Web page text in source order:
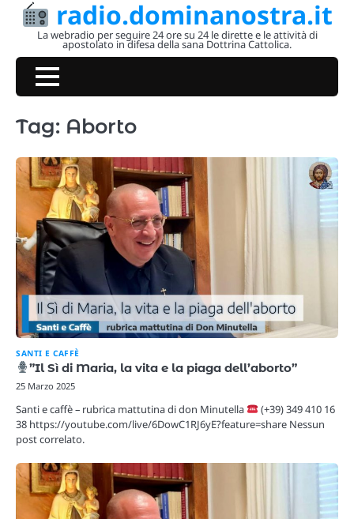
Skip
radio.dominanostra.it
La webradio per seguire 24 ore su 24 le dirette e le attività di
apostolato in difesa della sana Dottrina Cattolica.
Tag: Aborto
SANTI E CAFFÈ
”Il Sì di Maria, la vita e la piaga dell’aborto”
25 Marzo 2025
Santi e caffè – rubrica mattutina di don Minutella
(+39) 349 410 16
38 https://youtube.com/live/6DowC1RJ6yE?feature=share Nessun
post correlato.